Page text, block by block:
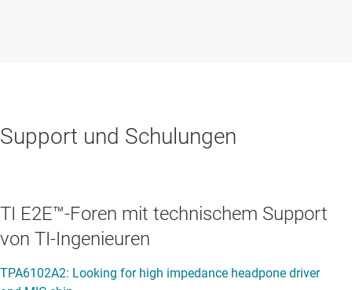
Support und Schulungen
TI E2E™-Foren mit technischem Support
von TI-Ingenieuren